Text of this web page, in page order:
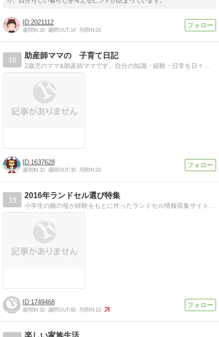
2021112
週間IN:10 週間OUT:14 月間IN:26
18
助産師ママの 子育て日記
2歳児のママ&助産師ママです。自分の知識・経験・日常を日々書いてます。
1637628
週間IN:10 週間OUT:30 月間IN:20
19
2016年ランドセル選び特集
小学生の娘の母が経験をもとに作ったランドセル情報収集サイトです
1749468
週間IN:10 週間OUT:60 月間IN:10
楽しい家族生活